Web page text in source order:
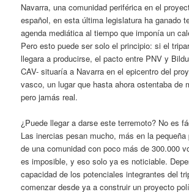
Navarra, una comunidad periférica en el
español, en esta última legislatura ha ganado
agenda mediática al tiempo que imponía un
Pero esto puede ser solo el principio: si el
llegara a producirse, el pacto entre PNV y
CAV- situaría a Navarra en el epicentro del
vasco, un lugar que hasta ahora ostentaba de
pero jamás real.
¿Puede llegar a darse este terremoto? No es
Las inercias pesan mucho, más en la
de una comunidad con poco más de 300.000
es imposible, y eso solo ya es noticiable.
capacidad de los potenciales integrantes del
comenzar desde ya a construir un proyecto